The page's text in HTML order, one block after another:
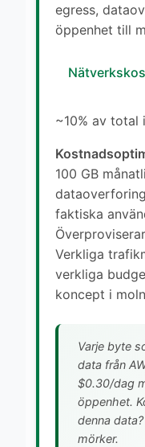
egress,
öppenhet till
~10% av
100 GB
faktiska
Verkliga
verkliga
koncept i
Varje byte
data från
$0.30/dag
öppenhet.
denna
mörker.